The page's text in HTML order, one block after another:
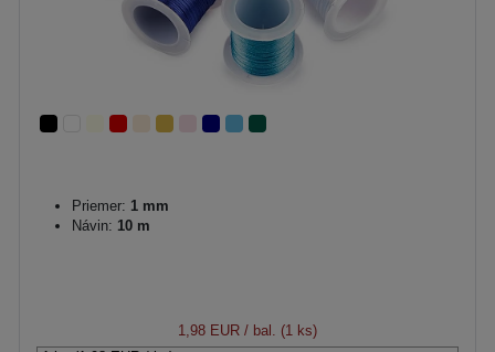
Priemer: 1 mm
Návin: 10 m
1,98 EUR / bal. (1 ks)